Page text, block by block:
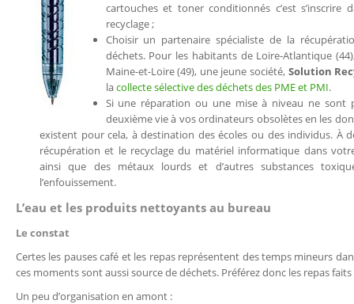
cartouches et toner conditionnés c’est s’inscrire
recyclage ;
Choisir un partenaire spécialiste de la
déchets. Pour les habitants de Loire-Atlantique
Maine-et-Loire (49), une jeune société, Solution
lacollecte sélective des déchets des PME et PMI.
Si une réparation ou une mise à niveau ne sont
deuxième vie à vos ordinateurs obsolètes en les
existent pour cela, à destination des écoles ou des individus. À
récupération et le recyclage du matériel informatique dans
ainsi que des métaux lourds et d’autres substances
l’enfouissement.
L’eau et les produits nettoyants au bureau
Le constat
Certes les pauses café et les repas représentent des temps mineurs
ces moments sont aussi source de déchets. Préférez donc les repas faits
Un peu d’organisation en amont :